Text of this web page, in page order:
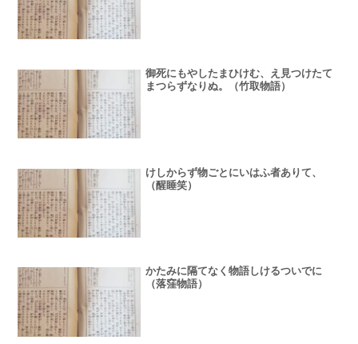
御死にもやしたまひけむ、え見つけたて
まつらずなりぬ。（竹取物語）
けしからず物ごとにいはふ者ありて、
（醒睡笑）
かたみに隔てなく物語しけるついでに
（落窪物語）